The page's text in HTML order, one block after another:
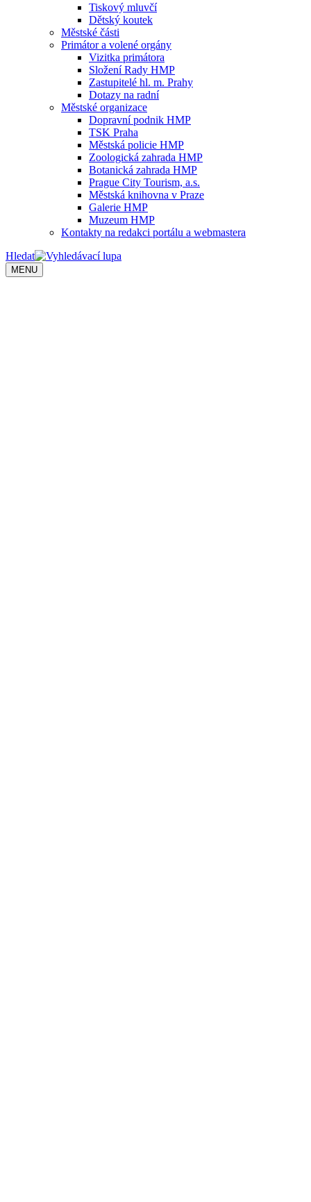
Tiskový mluvčí
Dětský koutek
Městské části
Primátor a volené orgány
Vizitka primátora
Složení Rady HMP
Zastupitelé hl. m. Prahy
Dotazy na radní
Městské organizace
Dopravní podnik HMP
TSK Praha
Městská policie HMP
Zoologická zahrada HMP
Botanická zahrada HMP
Prague City Tourism, a.s.
Městská knihovna v Praze
Galerie HMP
Muzeum HMP
Kontakty na redakci portálu a webmastera
Hledat
MENU